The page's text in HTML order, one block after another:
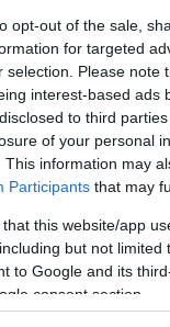
opt-out of the sale,
for targeted
selection. Please note
interest-based ads
to third
of your personal
This information may
Participants that may
that this website/app
but not
to Google and its
consent section.
záhrady
starostlivé
o
materiálov,
Možno
záhrada
Ako
najčastejšie chyby
šikovne vyhli
Gogová -2. marca
v
škody:
jeseň!
u vás na
a obávate sa